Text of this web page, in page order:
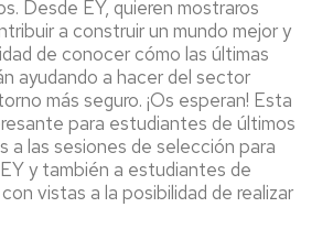
Desde EY, quieren mostraros
a construir un mundo mejor y
de conocer cómo las últimas
ayudando a hacer del sector
más seguro. ¡Os esperan! Esta
para estudiantes de últimos
a las sesiones de selección para
y también a estudiantes de
vistas a la posibilidad de realizar